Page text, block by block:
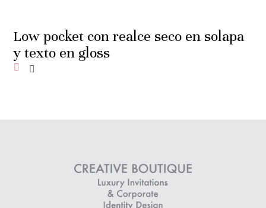
Low pocket con realce seco en solapa
y texto en gloss
Añadir a la lista de deseos